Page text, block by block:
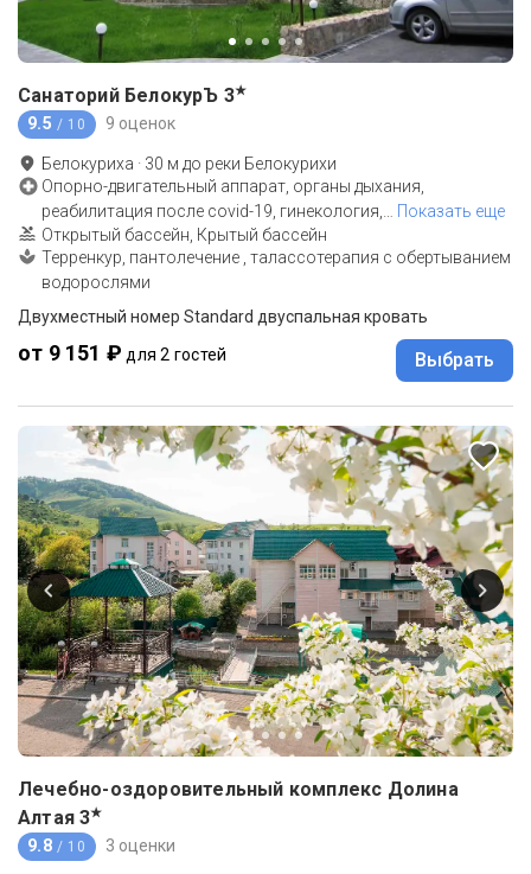
Санаторий БелокурЪ 3★
9.5 / 10 9 оценок
Белокуриха · 30 м до реки Белокурихи
Опорно-двигательный аппарат, органы дыхания,
реабилитация после covid-19, гинекология,
Показать еще
Открытый бассейн, Крытый бассейн
Терренкур, пантолечение , талассотерапия с обертыванием
водорослями
Двухместный номер Standard двуспальная кровать
от 9 151 ₽ для 2 гостей Выбрать
Лечебно-оздоровительный комплекс Долина
Алтая 3★
9.8 / 10 3 оценки